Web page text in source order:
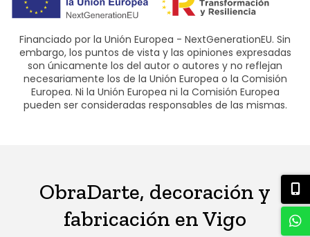
Financiado por la Unión Europea - NextGenerationEU. Sin
embargo, los puntos de vista y las opiniones expresadas
son únicamente los del autor o autores y no reflejan
necesariamente los de la Unión Europea o la Comisión
Europea. Ni la Unión Europea ni la Comisión Europea
pueden ser consideradas responsables de las mismas.
ObraDarte, decoración y
fabricación en Vigo